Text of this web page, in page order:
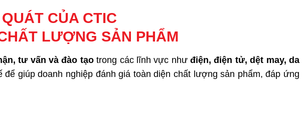
CỦA CTIC
LƯỢNG SẢN PHẨM
tư vấn và đào tạotrong các lĩnh vực nhưđiện, điện tử, dệt may, da
giúp doanh nghiệp đánh giá toàn diện chất lượng sản phẩm, đáp ứng